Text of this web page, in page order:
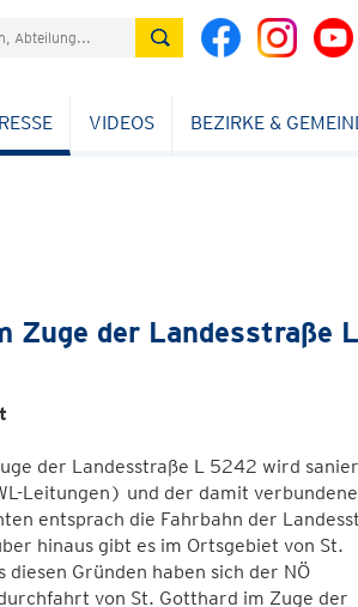
VIDEOS BEZIRKE &
der Landesstraße L
der Landesstraße L 5242 wird
Leitungen) und der damit
entsprach die Fahrbahn der
hinaus gibt es im Ortsgebiet von St.
Gründen haben sich der NÖ
von St. Gotthard im Zuge der